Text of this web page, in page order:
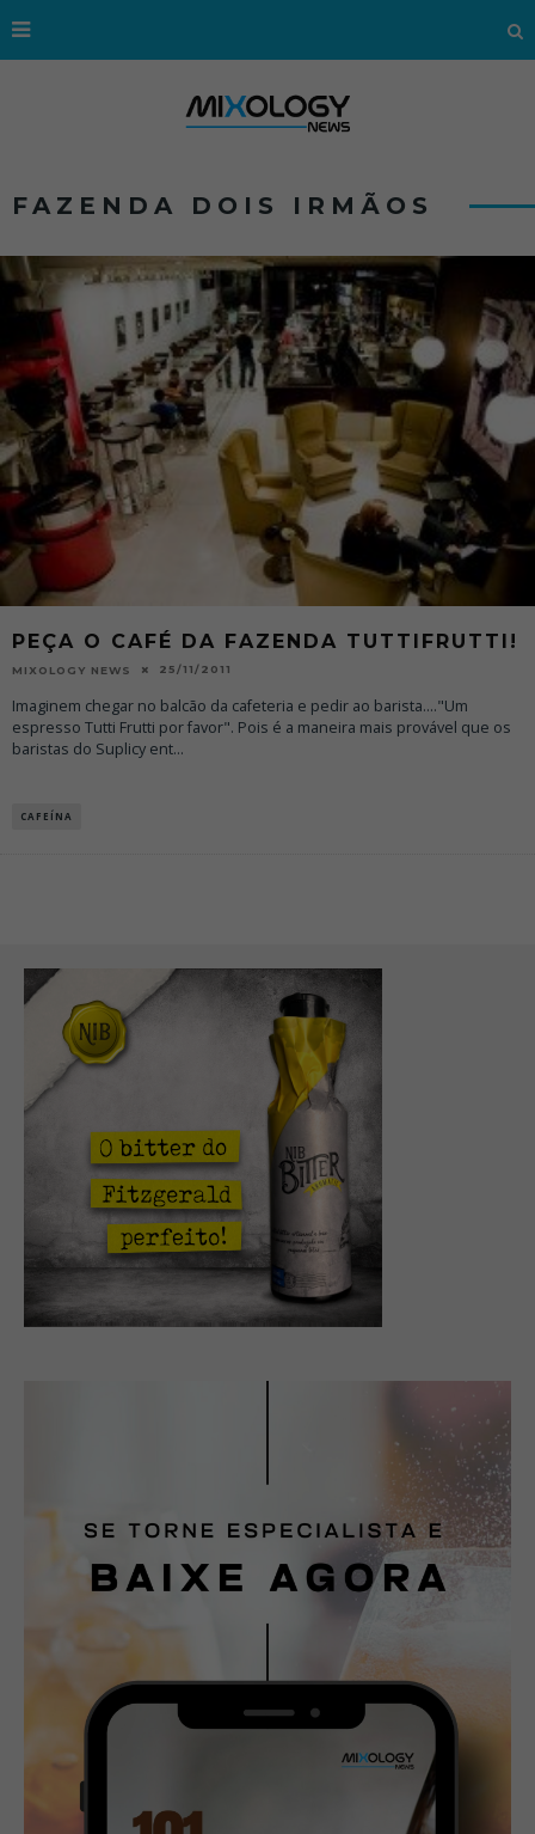
FAZENDA DOIS IRMÃOS
PEÇA O CAFÉ DA FAZENDA TUTTIFRUTTI!
MIXOLOGY NEWS 25/11/2011
Imaginem chegar no balcão da cafeteria e pedir ao barista...."Um
espresso Tutti Frutti por favor". Pois é a maneira mais provável que os
baristas do Suplicy ent...
CAFEÍNA